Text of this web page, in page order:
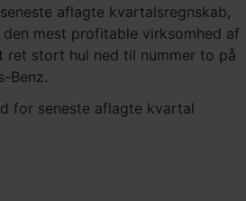
aflagte kvartalsregnskab,
den mest profitable virksomhed af
ret stort hul ned til nummer to på
Benz.
for seneste aflagte kvartal